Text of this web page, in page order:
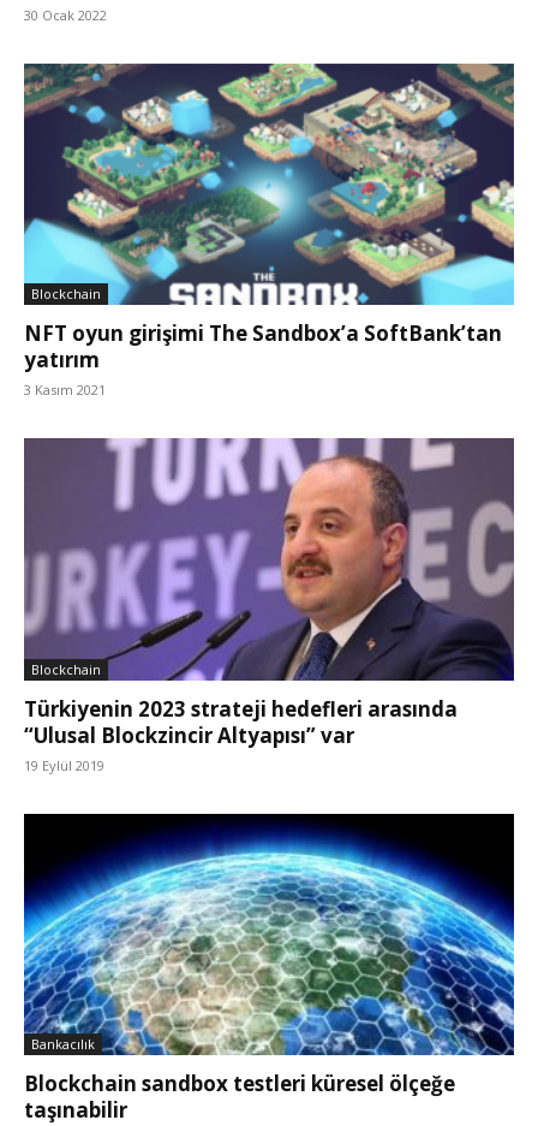
30 Ocak 2022
Blockchain
NFT oyun girişimi The Sandbox’a SoftBank’tan
yatırım
3 Kasım 2021
Blockchain
Türkiyenin 2023 strateji hedefleri arasında
“Ulusal Blockzincir Altyapısı” var
19 Eylül 2019
Bankacılık
Blockchain sandbox testleri küresel ölçeğe
taşınabilir